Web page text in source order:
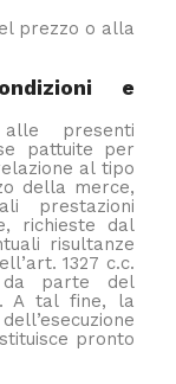
prezzo o alla
e
presenti
pattuite per
al tipo
della merce,
prestazioni
richieste dal
risultanze
1327 c.c.
da parte del
A tal fine, la
pronto